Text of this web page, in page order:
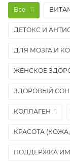
Все 11
ДЕТОКС И
ДЛЯ МОЗГА И
ЖЕНСКОЕ
ЗДОРОВЫЙ СОН
КОЛЛАГЕН 1
КРАСОТА
ПОДДЕРЖКА